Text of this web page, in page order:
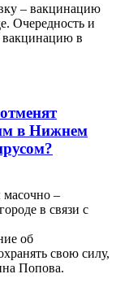
– вакцинацию
Очередность и
вакцинацию в
в Нижнем
–
в связи с
об
свою силу,
Попова.